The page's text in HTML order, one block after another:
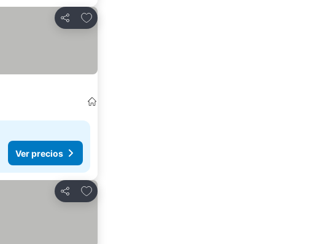
Compartir
Agregar a favoritos
Ver precios
Compartir
Agregar a favoritos